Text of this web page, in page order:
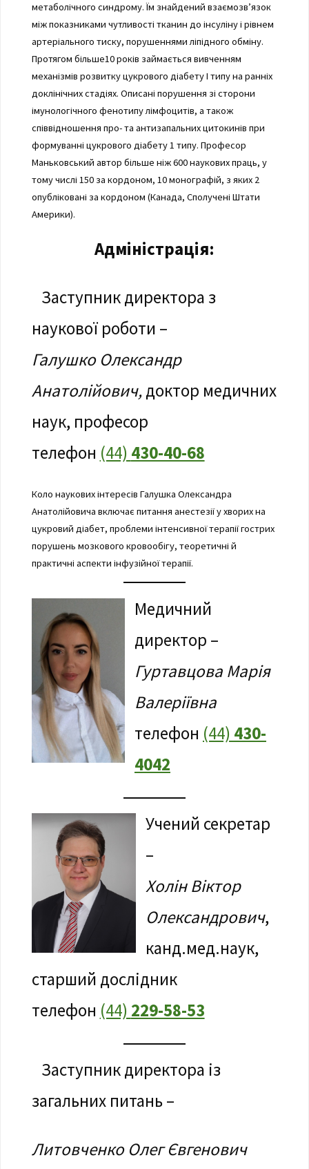
метаболічного синдрому. Їм знайдений взаємозв’язок
між показниками чутливості тканин до інсуліну і рівнем
артеріального тиску, порушеннями ліпідного обміну.
Протягом більше10 років займається вивченням
механізмів розвитку цукрового діабету І типу на ранніх
доклінічних стадіях. Описані порушення зі сторони
імунологічного фенотипу лімфоцитів, а також
співвідношення про- та антизапальних цитокинів при
формуванні цукрового діабету 1 типу. Професор
Маньковський автор більше ніж 600 наукових праць, у
тому числі 150 за кордоном, 10 монографій, з яких 2
опубліковані за кордоном (Канада, Сполучені Штати
Америки).
Адміністрація:
Заступник директора з
наукової роботи –
Галушко Олександр
Анатолійович,доктор медичних
наук, професор
телефон (44) 430-40-68
Коло наукових інтересів Галушка Олександра
Анатолійовича включає питання анестезії у хворих на
цукровий діабет, проблеми інтенсивної терапії гострих
порушень мозкового кровообігу, теоретичні й
практичні аспекти інфузійної терапії.
Медичний
директор –
Гуртавцова Марія
Валеріївна
телефон (44) 430-
4042
Учений секретар
–
Холін Віктор
Олександрович,
канд.мед.наук,
старший дослідник
телефон (44) 229-58-53
Заступник директора із
загальних питань –
Литовченко Олег Євгенович